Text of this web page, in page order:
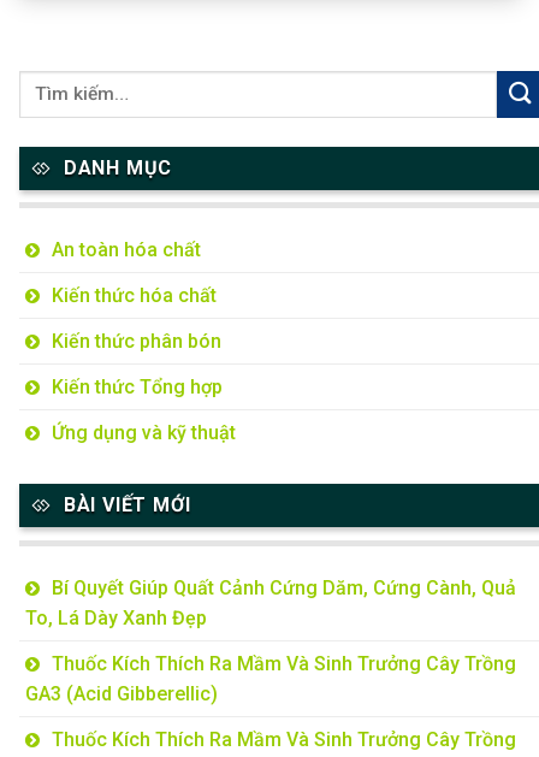
DANH MỤC
An toàn hóa chất
Kiến thức hóa chất
Kiến thức phân bón
Kiến thức Tổng hợp
Ứng dụng và kỹ thuật
BÀI VIẾT MỚI
Bí Quyết Giúp Quất Cảnh Cứng Dăm, Cứng Cành, Quả
To, Lá Dày Xanh Đẹp
Thuốc Kích Thích Ra Mầm Và Sinh Trưởng Cây Trồng
GA3 (Acid Gibberellic)
Thuốc Kích Thích Ra Mầm Và Sinh Trưởng Cây Trồng